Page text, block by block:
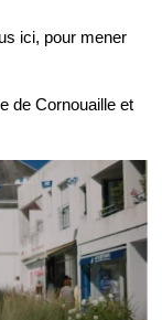
ici, pour mener
de Cornouaille et